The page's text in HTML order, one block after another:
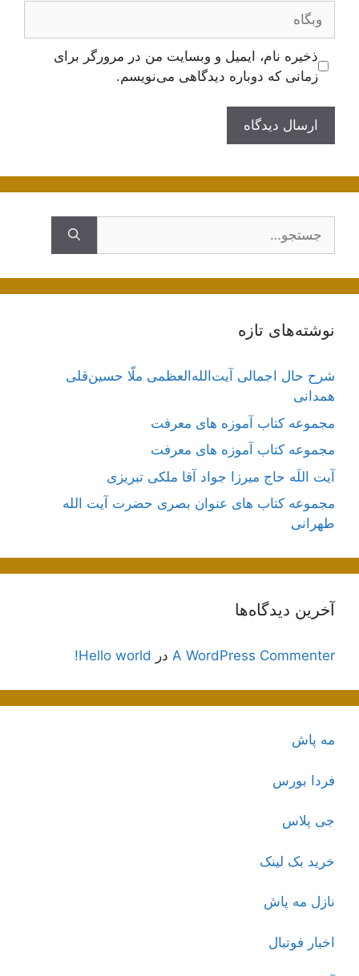
وبگاه
ذخیره نام، ایمیل و وبسایت من در مرورگر برای
زمانی که دوباره دیدگاهی می‌نویسم.
نوشته‌های تازه
شرح حال اجمالی آیت‌الله‌العظمی ملّا حسین‌قلی
همدانی
مجموعه کتاب آموزه های معرفت
مجموعه کتاب آموزه های معرفت
آیت اللَه حاج میرزا جواد آقا ملکی تبریزی
مجموعه کتاب های عنوان بصری حضرت آیت الله
طهرانی
آخرین دیدگاه‌ها
A WordPress Commenter در Hello world!
مه پاش
فردا بورس
جی پلاس
خرید بک لینک
نازل مه پاش
اخبار فوتبال